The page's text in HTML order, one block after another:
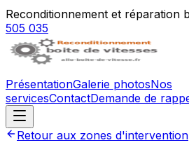
Reconditionnement et réparation
505 035
PrésentationGalerie photosNos
servicesContactDemande de
Retour aux zones d'intervention